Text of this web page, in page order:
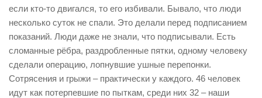
если кто-то двигался, то его избивали. Бывало, что люди
несколько суток не спали. Это делали перед подписанием
показаний. Люди даже не знали, что подписывали. Есть
сломанные рёбра, раздробленные пятки, одному человеку
сделали операцию, лопнувшие ушные перепонки.
Сотрясения и грыжи – практически у каждого. 46 человек
идут как потерпевшие по пыткам, среди них 32 – наши